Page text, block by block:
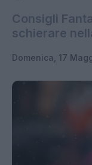
Consigli
schierare
Domenica, 17